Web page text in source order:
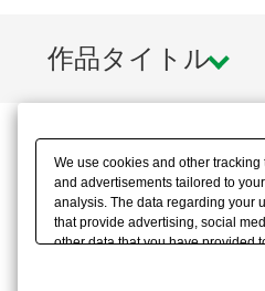
作品タイトル
We use cookies and other
and advertisements tailored to
analysis. The data regarding your
that provide advertising, social
other data that you have provided
the use of all Cookies except for